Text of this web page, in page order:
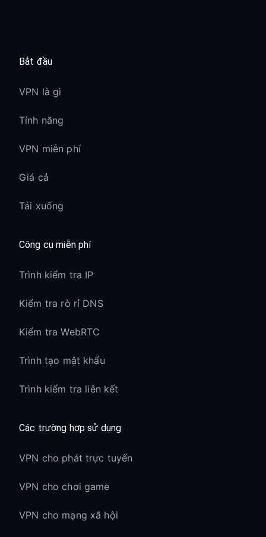
Bắt đầu
VPN là gì
Tính năng
VPN miễn phí
Giá cả
Tải xuống
Công cụ miễn phí
Trình kiểm tra IP
Kiểm tra rò rỉ DNS
Kiểm tra WebRTC
Trình tạo mật khẩu
Trình kiểm tra liên kết
Các trường hợp sử dụng
VPN cho phát trực tuyến
VPN cho chơi game
VPN cho mạng xã hội